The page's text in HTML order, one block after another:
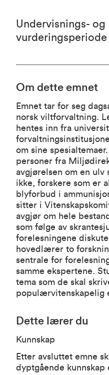
Om dette emnet
Emnet tar for seg
norsk viltforvaltning.
hentes inn fra
om sine
personer fra
avgjørelsen om en ulv
ikke, forskere som er
blyforbud i
sitter i
avgjør om hele
som følge av
forelesningene
hovedlærer to
sentrale for
samme ekspertene.
tema som de skal
populærvitenskapelig
Dette lærer du
Kunnskap
Etter avsluttet emne
dyptgående kunnskap
Undervisnings- og
vurderingsperiode